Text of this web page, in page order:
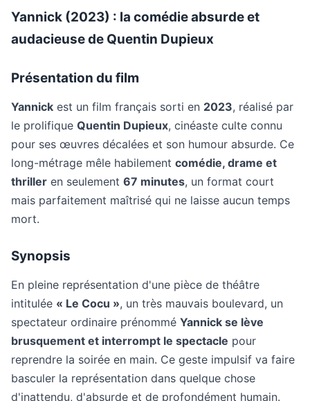
Yannick (2023) : la comédie absurde et
audacieuse de Quentin Dupieux
Présentation du film
Yannick est un film français sorti en 2023, réalisé par
le prolifique Quentin Dupieux, cinéaste culte connu
pour ses œuvres décalées et son humour absurde. Ce
long-métrage mêle habilement comédie, drame et
thriller en seulement 67 minutes, un format court
mais parfaitement maîtrisé qui ne laisse aucun temps
mort.
Synopsis
En pleine représentation d'une pièce de théâtre
intitulée « Le Cocu », un très mauvais boulevard, un
spectateur ordinaire prénommé Yannick se lève
brusquement et interrompt le spectacle pour
reprendre la soirée en main. Ce geste impulsif va faire
basculer la représentation dans quelque chose
d'inattendu, d'absurde et de profondément humain.